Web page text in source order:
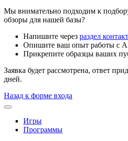
Мы внимательно подходим к
обзоры для нашей базы?
Напишите через раздел
Опишите ваш опыт работы с
Прикрепите образцы ваших
Заявка будет рассмотрена, ответ
дней.
Назад к форме входа
Игры
Программы